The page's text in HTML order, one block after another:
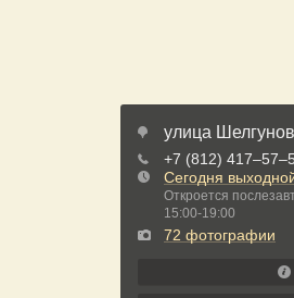
улица
+7 (812)
Сегодня
Откроется
15:00-19:00
72 фотографии